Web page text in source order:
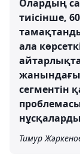
Олардың
тиісінше,
ала
жанындағы
сегментін
Тимур